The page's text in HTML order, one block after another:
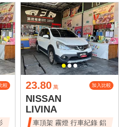
較 23.80 萬 加入比較
NISSAN
LIVINA
車頂架 霧燈 行車紀錄 鋁